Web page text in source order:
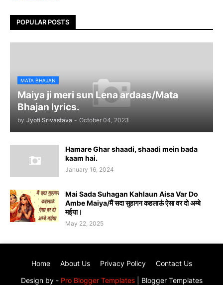
POPULAR POSTS
MATA BHAJAN
Maiya ji meri sun Lena ardaas/Mata
Bhajan lyrics.
by Jyoti Srivastava - October 04, 2023
Hamare Ghar shaadi, shaadi mein bada
kaam hai.
January 16, 2024
Mai Sada Suhagan Kahlaun Aisa Var Do
Ambe Maiya/मैं सदा सुहागन कहलाऊं ऐसा वर दो अम्बे
मईया।
May 22, 2025
Design by - Pro Blogger Templates| Blogger Templates
Home About Us Privacy Policy Contact Us